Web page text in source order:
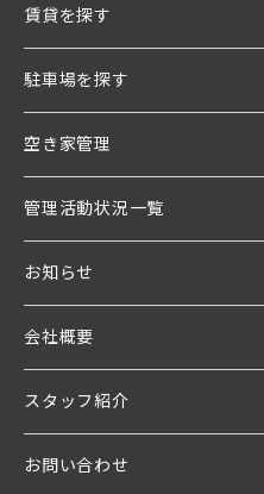
賃貸を探す
駐車場を探す
空き家管理
管理活動状況一覧
お知らせ
会社概要
スタッフ紹介
お問い合わせ